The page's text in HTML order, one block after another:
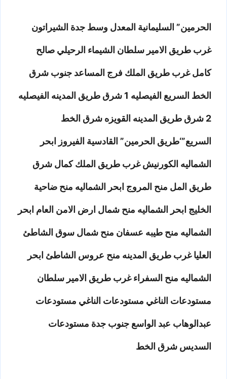
الحرمين” السليمانية المعدل وسط جدة الشيراتون
غرب طريق الامير سلطان الشيماء الرحيلي صالح
كامل غرب طريق الملك فرج المساعد جنوب شرق
الخط السريع الفيصليه 1 شرق طريق المدينه الفيصليه
2 شرق طريق المدينه القويزه شرق الخط
السريع”‘طريق الحرمين” القادسية الفيروز ابحر
الشماليه الكورنيش غرب طريق الملك كمال شرق
طريق المل منح المروج ابحر الشماليه منح ضاحية
الخليج ابحر الشماليه منح شمال ارض الامن العام ابحر
الشماليه منح طيبه عسفان منح شمال سوق الشاطئ
العليا غرب طريق المدينه منح عروس الشاطئ ابحر
الشماليه منح السفراء غرب طريق الامير سلطان
مستودعات الناغي مستودعات الناغي مستودعات
عبدالوهاب عبد الواسع جنوب جدة مستودعات
السديس شرق الخط